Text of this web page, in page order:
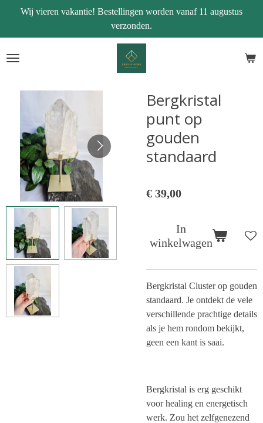
naar
de
Wij vieren vakantie! Bestellingen worden vanaf 11 augustus
verzonden.
Bergkristal
punt op
gouden
standaard
€ 39,00
In
winkelwagen
Bergkristal Cluster op gouden
standaard. Je ontdekt de vele
verschillende prachtige details
als je hem rondom bekijkt,
geen een kant is saai.
Bergkristal is erg geschikt
voor healing en energetisch
werk. Zou het zelfgenezend